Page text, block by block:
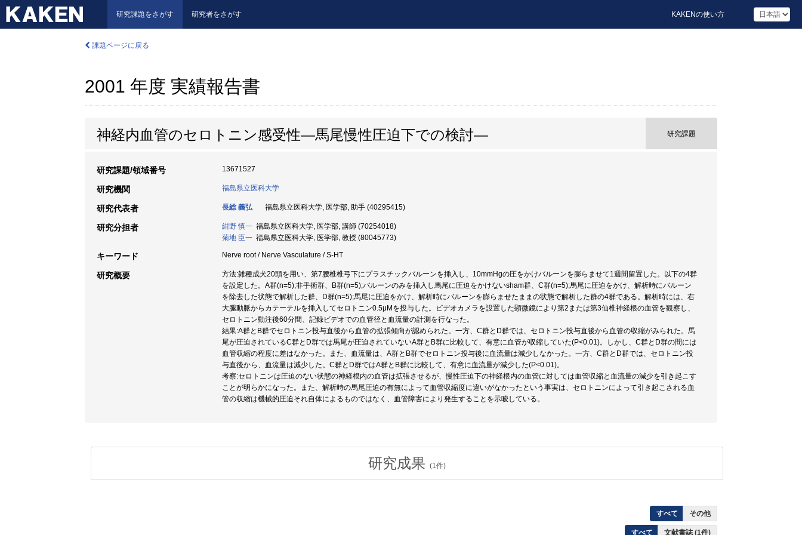
研究課題をさがす 研究者をさがす KAKENの使い方
課題ページに戻る
2001 年度 実績報告書
神経内血管のセロトニン感受性―馬尾慢性圧迫下での検討― 研究課題
研究課題/領域番号 13671527
研究機関 福島県立医科大学
研究代表者 長総 義弘 福島県立医科大学, 医学部, 助手 (40295415)
研究分担者 紺野 慎一 福島県立医科大学, 医学部, 講師 (70254018)
菊地 臣一 福島県立医科大学, 医学部, 教授 (80045773)
キーワード Nerve root / Nerve Vasculature / S-HT
研究概要
方法:雑種成犬20頭を用い、第7腰椎椎弓下にプラスチックバルーンを挿入し、10mmHgの圧をかけバルーンを膨らませて1週間留置した。以下の4群
を設定した。A群(n=5);非手術群、B群(n=5);バルーンのみを挿入し馬尾に圧迫をかけないsham群、C群(n=5);馬尾に圧迫をかけ、解析時にバルーン
を除去した状態で解析した群、D群(n=5);馬尾に圧迫をかけ、解析時にバルーンを膨らませたままの状態で解析した群の4群である。解析時には、右
大腿動脈からカテーテルを挿入してセロトニン0.5μMを投与した。ビデオカメラを設置した顕微鏡により第2または第3仙椎神経根の血管を観察し、
セロトニン動注後60分間、記録ビデオでの血管径と血流量の計測を行なった。
結果:A群とB群でセロトニン投与直後から血管の拡張傾向が認められた。一方、C群とD群では、セロトニン投与直後から血管の収縮がみられた。馬
尾が圧迫されているC群とD群では馬尾が圧迫されていないA群とB群に比較して、有意に血管が収縮していた(P<0.01)。しかし、C群とD群の間には
血管収縮の程度に差はなかった。また、血流量は、A群とB群でセロトニン投与後に血流量は減少しなかった。一方、C群とD群では、セロトニン投
与直後から、血流量は減少した。C群とD群ではA群とB群に比較して、有意に血流量が減少した(P<0.01)。
考察:セロトニンは圧迫のない状態の神経根内の血管は拡張させるが、慢性圧迫下の神経根内の血管に対しては血管収縮と血流量の減少を引き起こす
ことが明らかになった。また、解析時の馬尾圧迫の有無によって血管収縮度に違いがなかったという事実は、セロトニンによって引き起こされる血
管の収縮は機械的圧迫それ自体によるものではなく、血管障害により発生することを示唆している。
研究成果 (1件)
すべて その他
すべて 文献書誌 (1件)